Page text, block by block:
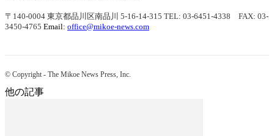
〒140-0004 東京都品川区南品川 5-16-14-315 TEL: 03-6451-4338 FAX: 03-
3450-4765 Email: office@mikoe-news.com
© Copyright - The Mikoe News Press, Inc.
他の記事